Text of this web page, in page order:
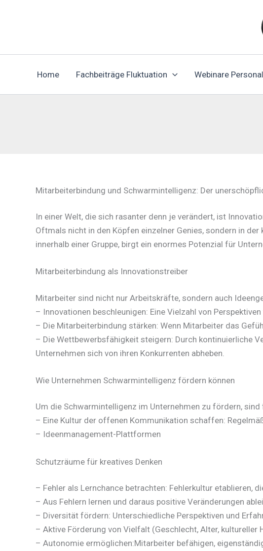
Home Fachbeiträge Fluktuation Webinare
Mitarbeiterbindung und Schwarmintelligenz: Der
In einer Welt, die sich rasanter denn je verändert, ist
Oftmals nicht in den Köpfen einzelner Genies, sondern in
innerhalb einer Gruppe, birgt ein enormes Potenzial für
Mitarbeiterbindung als Innovationstreiber
Mitarbeiter sind nicht nur Arbeitskräfte, sondern auch
– Innovationen beschleunigen: Eine Vielzahl von
– Die Mitarbeiterbindung stärken: Wenn Mitarbeiter das
– Die Wettbewerbsfähigkeit steigern: Durch kontinuierliche
Unternehmen sich von ihren Konkurrenten abheben.
Wie Unternehmen Schwarmintelligenz fördern können
Um die Schwarmintelligenz im Unternehmen zu fördern,
– Eine Kultur der offenen Kommunikation schaffen:
– Ideenmanagement-Plattformen
Schutzräume für kreatives Denken
– Fehler als Lernchance betrachten: Fehlerkultur etablieren,
– Aus Fehlern lernen und daraus positive Veränderungen
– Diversität fördern: Unterschiedliche Perspektiven und
– Aktive Förderung von Vielfalt (Geschlecht, Alter, kultureller
– Autonomie ermöglichen:Mitarbeiter befähigen,